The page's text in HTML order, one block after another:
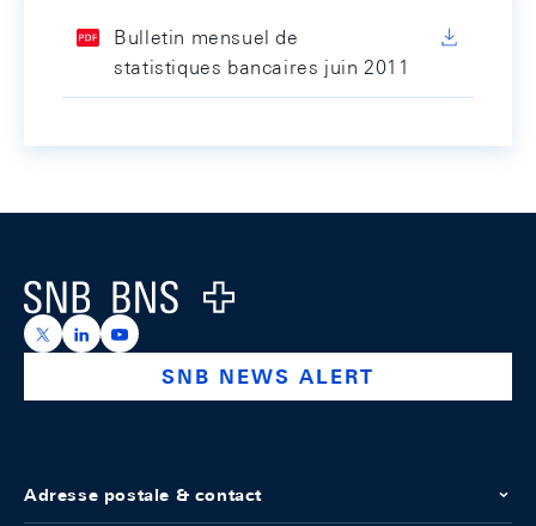
Bulletin mensuel de
statistiques bancaires juin 2011
Logo
https://x.com/snb_bns
https://ch.linkedin.com/company/swiss-national-
https://www.youtube.com/@swissnationalbank
SNB NEWS ALERT
Adresse postale & contact